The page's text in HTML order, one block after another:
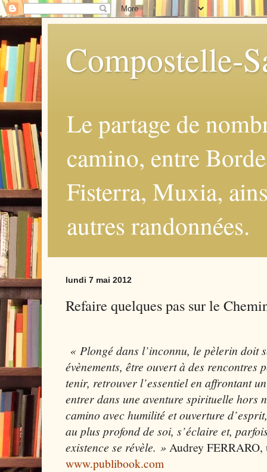
Compostelle-
Le partage de
camino, entre
Fisterra, Muxia,
autres randonnées.
lundi 7 mai 2012
Refaire quelques pas sur le
« Plongé dans l’inconnu, le pèlerin doit
évènements, être ouvert à des rencontres
tenir, retrouver l’essentiel en affrontant
entrer dans une aventure spirituelle hors
camino avec humilité et ouverture
au plus profond de soi, s’éclaire et,
existence se révèle. » Audrey FERRARO,
www.publibook.com